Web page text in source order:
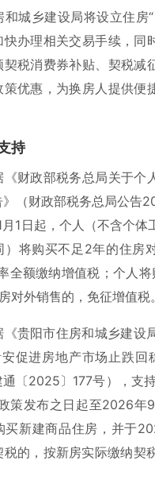
和城乡建设局将设立住房
快办理相关交易手续，同
契税消费券补贴、契税减
策优惠，为换房人提供便
持
《财政部税务总局关于个
（财政部税务总局公告
1日起，个人（不含个体
）将购买不足2年的住房
全额缴纳增值税；个人
对外销售的，免征增值税。
《贵阳市住房和城乡建设
促进房地产市场止跌回
〔2025〕177号），支
策发布之日起至2026年
买新建商品住房，并于
税的，按新房实际缴纳契